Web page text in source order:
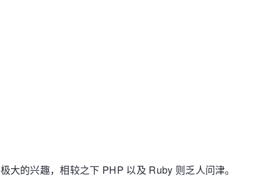
的兴趣，相较之下 PHP 以及 Ruby 则乏人问津。